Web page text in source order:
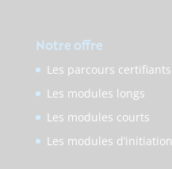
Notre offre
Les parcours certifiants
Les modules longs
Les modules courts
Les modules d’initiation